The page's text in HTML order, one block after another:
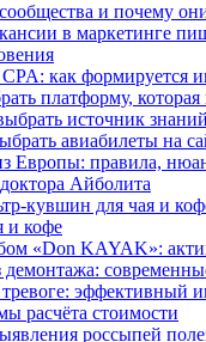
и почему
в маркетинге
как формируется
платформу,
источник
авиабилеты на
Европы: правила,
Айболита
кувшин для чая и
и кофе
«Don KAYAK»:
эффективный
расчёта стоимости
россыпей